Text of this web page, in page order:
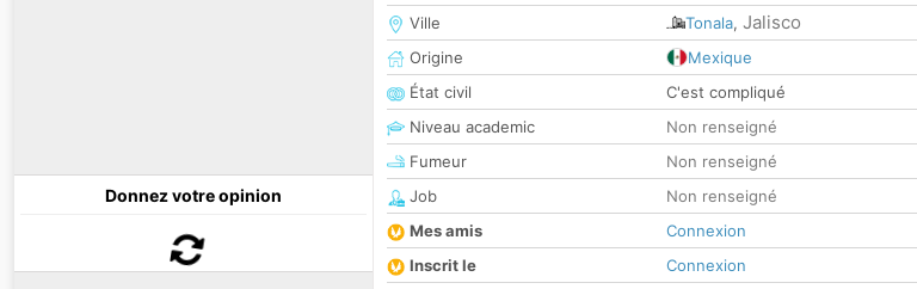
Donnez votre opinion
Ville
Tonala, Jalisco
Origine
Mexique
État civil
C'est compliqué
Niveau academic
Non renseigné
Fumeur
Non renseigné
Job
Non renseigné
Mes amis
Connexion
Inscrit le
Connexion